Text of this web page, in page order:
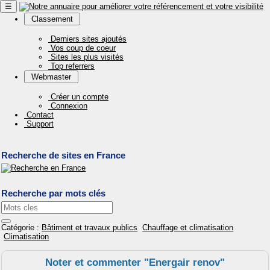
☰
Classement
Derniers sites ajoutés
Vos coup de coeur
Sites les plus visités
Top referrers
Webmaster
Créer un compte
Connexion
Contact
Support
Recherche de sites en France
Recherche par mots clés
Catégorie : Bâtiment et travaux publics
Chauffage et climatisation
Climatisation
Noter et commenter "Energair renov"